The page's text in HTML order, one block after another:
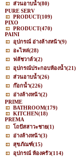
ส่วนอาบน้ำ(80)
PURE SERV
PRODUCT(109)
PIXO
PRODUCT(470)
PAINI
อุปกรณ์ อ่างล้างหน้า(9)
อะไหล่(28)
ฟลัชวาล์ว(2)
อุปกรณ์ประกอบห้องน้ำ(21)
ส่วนอาบน้ำ(26)
ก๊อกน้ำ(226)
อ่างล้างหน้า(2)
PRIME
BATHROOM(179)
KITCHEN(18)
PREMA
โถปัสสาวะชาย(1)
อ่างล้างหน้า(3)
สุขภัณฑ์(15)
อุปกรณ์ ห้องครัว(114)